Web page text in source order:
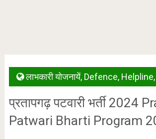
लाभकारी योजनायें, Defence, Helpline,
प्रतापगढ़ पटवारी भर्ती 2024
Patwari Bharti Program